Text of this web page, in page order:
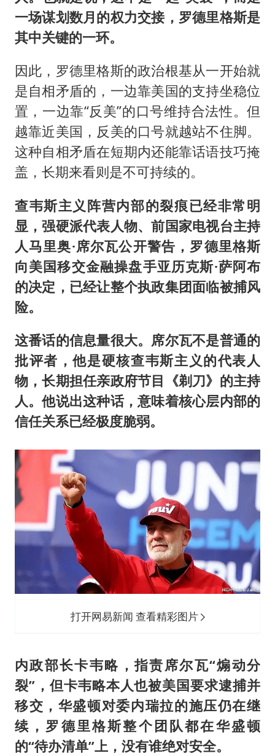
一场谋划数月的权力交接，罗德里格斯是
其中关键的一环。
因此，罗德里格斯的政治根基从一开始就
是自相矛盾的，一边靠美国的支持坐稳位
置，一边靠“反美”的口号维持合法性。但
越靠近美国，反美的口号就越站不住脚。
这种自相矛盾在短期内还能靠话语技巧掩
盖，长期来看则是不可持续的。
查韦斯主义阵营内部的裂痕已经非常明
显，强硬派代表人物、前国家电视台主持
人马里奥·席尔瓦公开警告，罗德里格斯
向美国移交金融操盘手亚历克斯·萨阿布
的决定，已经让整个执政集团面临被捕风
险。
这番话的信息量很大。席尔瓦不是普通的
批评者，他是硬核查韦斯主义的代表人
物，长期担任亲政府节目《剃刀》的主持
人。他说出这种话，意味着核心层内部的
信任关系已经极度脆弱。
打开网易新闻 查看精彩图片
内政部长卡韦略，指责席尔瓦“煽动分
裂”，但卡韦略本人也被美国要求逮捕并
移交，华盛顿对委内瑞拉的施压仍在继
续，罗德里格斯整个团队都在华盛顿
的“待办清单”上，没有谁绝对安全。